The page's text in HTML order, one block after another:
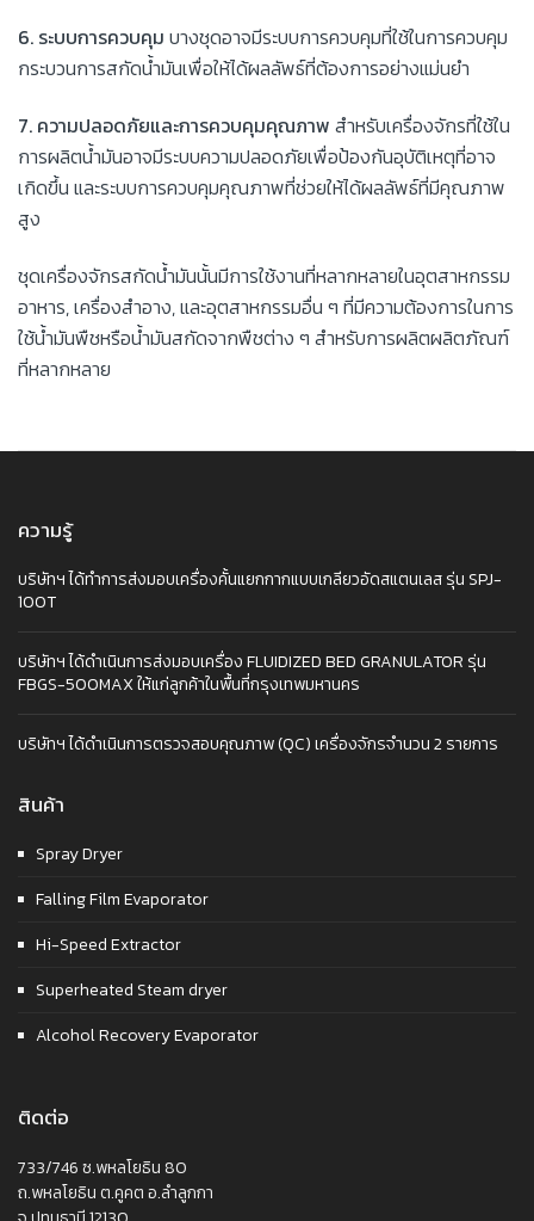
6. ระบบการควบคุม บางชุดอาจมีระบบการควบคุมที่ใช้ในการควบคุม
กระบวนการสกัดน้ำมันเพื่อให้ได้ผลลัพธ์ที่ต้องการอย่างแม่นยำ
7. ความปลอดภัยและการควบคุมคุณภาพ สำหรับเครื่องจักรที่ใช้ใน
การผลิตน้ำมันอาจมีระบบความปลอดภัยเพื่อป้องกันอุบัติเหตุที่อาจ
เกิดขึ้น และระบบการควบคุมคุณภาพที่ช่วยให้ได้ผลลัพธ์ที่มีคุณภาพ
สูง
ชุดเครื่องจักรสกัดน้ำมันนั้นมีการใช้งานที่หลากหลายในอุตสาหกรรม
อาหาร, เครื่องสำอาง, และอุตสาหกรรมอื่น ๆ ที่มีความต้องการในการ
ใช้น้ำมันพืชหรือน้ำมันสกัดจากพืชต่าง ๆ สำหรับการผลิตผลิตภัณฑ์
ที่หลากหลาย
ความรู้
บริษัทฯ ได้ทำการส่งมอบเครื่องคั้นแยกกากแบบเกลียวอัดสแตนเลส รุ่น SPJ-
100T
บริษัทฯ ได้ดำเนินการส่งมอบเครื่อง FLUIDIZED BED GRANULATOR รุ่น
FBGS-500MAX ให้แก่ลูกค้าในพื้นที่กรุงเทพมหานคร
บริษัทฯ ได้ดำเนินการตรวจสอบคุณภาพ (QC) เครื่องจักรจำนวน 2 รายการ
สินค้า
Spray Dryer
Falling Film Evaporator
Hi-Speed Extractor
Superheated Steam dryer
Alcohol Recovery Evaporator
ติดต่อ
733/746 ซ.พหลโยธิน 80
ถ.พหลโยธิน ต.คูคต อ.ลำลูกกา